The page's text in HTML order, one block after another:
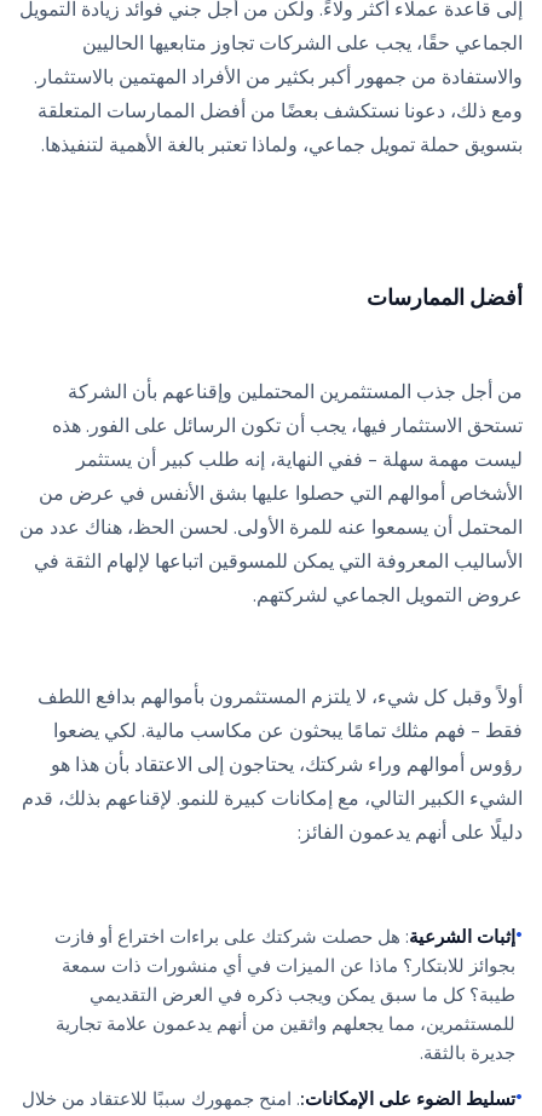
إلى قاعدة عملاء أكثر ولاءً. ولكن من أجل جني فوائد زيادة التمويل
الجماعي حقًا، يجب على الشركات تجاوز متابعيها الحاليين
والاستفادة من جمهور أكبر بكثير من الأفراد المهتمين بالاستثمار.
ومع ذلك، دعونا نستكشف بعضًا من أفضل الممارسات المتعلقة
بتسويق حملة تمويل جماعي، ولماذا تعتبر بالغة الأهمية لتنفيذها.
أفضل الممارسات
من أجل جذب المستثمرين المحتملين وإقناعهم بأن الشركة
تستحق الاستثمار فيها، يجب أن تكون الرسائل على الفور. هذه
ليست مهمة سهلة - ففي النهاية، إنه طلب كبير أن يستثمر
الأشخاص أموالهم التي حصلوا عليها بشق الأنفس في عرض من
المحتمل أن يسمعوا عنه للمرة الأولى. لحسن الحظ، هناك عدد من
الأساليب المعروفة التي يمكن للمسوقين اتباعها لإلهام الثقة في
عروض التمويل الجماعي لشركتهم.
أولاً وقبل كل شيء، لا يلتزم المستثمرون بأموالهم بدافع اللطف
فقط - فهم مثلك تمامًا يبحثون عن مكاسب مالية. لكي يضعوا
رؤوس أموالهم وراء شركتك، يحتاجون إلى الاعتقاد بأن هذا هو
الشيء الكبير التالي، مع إمكانات كبيرة للنمو. لإقناعهم بذلك، قدم
دليلًا على أنهم يدعمون الفائز:
•إثبات الشرعية: هل حصلت شركتك على براءات اختراع أو فازت
بجوائز للابتكار؟ ماذا عن الميزات في أي منشورات ذات سمعة
طيبة؟ كل ما سبق يمكن ويجب ذكره في العرض التقديمي
للمستثمرين، مما يجعلهم واثقين من أنهم يدعمون علامة تجارية
جديرة بالثقة.
•تسليط الضوء على الإمكانات:. امنح جمهورك سببًا للاعتقاد من خلال